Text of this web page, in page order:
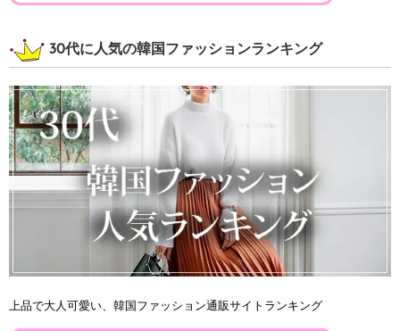
30代に人気の韓国ファッションランキング
上品で大人可愛い、韓国ファッション通販サイトランキング